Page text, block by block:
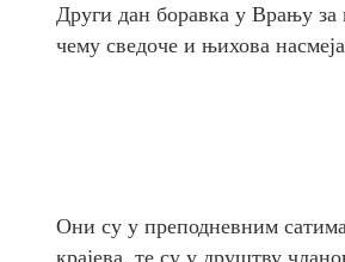
Други дан боравка у Врању
чему сведоче и њихова
Они су у преподневним
крајева, те су у друштву